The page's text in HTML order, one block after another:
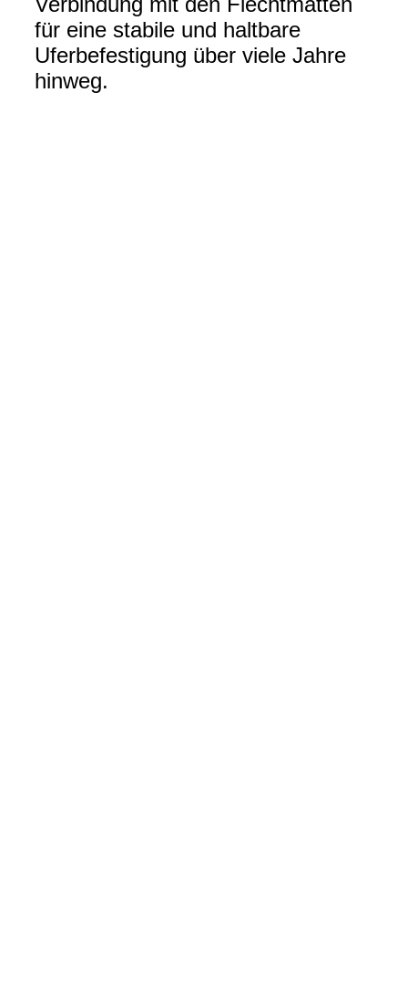
für eine stabile und haltbare
Uferbefestigung über viele Jahre
hinweg.